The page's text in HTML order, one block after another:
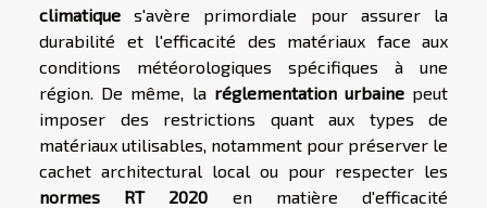
climatique s'avère primordiale pour assurer la
durabilité et l'efficacité des matériaux face aux
conditions météorologiques spécifiques à une
région. De même, la réglementation urbainepeut
imposer des restrictions quant aux types de
matériaux utilisables, notamment pour préserver le
cachet architectural local ou pour respecter les
normes RT 2020 en matière d'efficacité